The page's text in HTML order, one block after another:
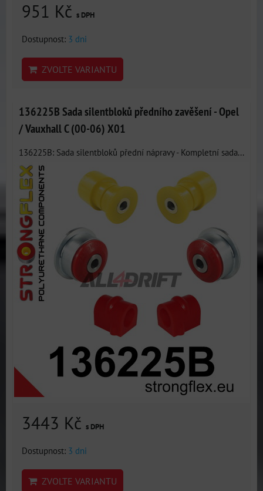
951 Kč s DPH
Dostupnost: 3 dni
ZVOLTE VARIANTU
136225B Sada silentbloků předního zavěšení - Opel
/ Vauxhall C (00-06) X01
136225B: Sada silentbloků přední nápravy - Kompletní sada...
3443 Kč s DPH
Dostupnost: 3 dni
ZVOLTE VARIANTU